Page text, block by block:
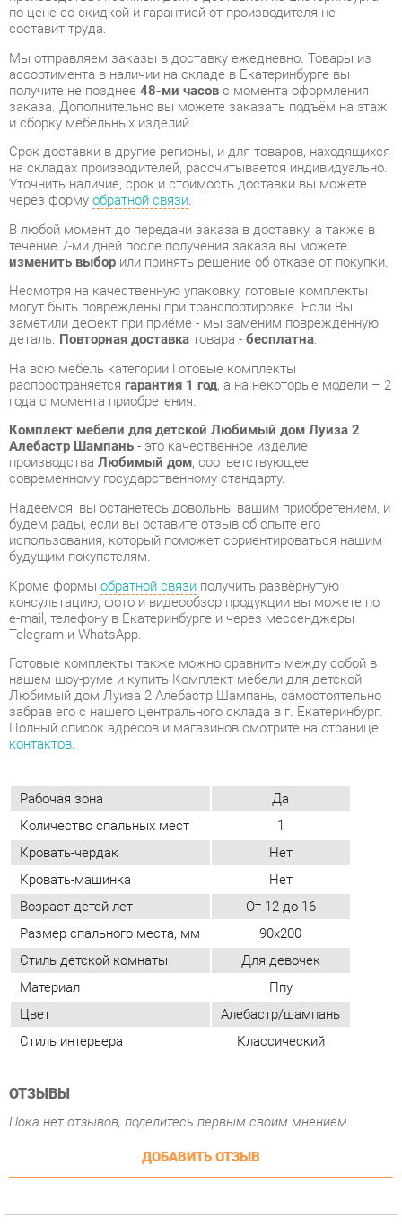
ассортимента в наличии на складе в Екатеринбурге вы
получите не позднее48-ми часов с момента оформления
заказа. Дополнительно вы можете заказать подъём на этаж
и сборку мебельных изделий.
Срок доставки в другие регионы, и для товаров, находящихся
на складах производителей, рассчитывается индивидуально.
Уточнить наличие, срок и стоимость доставки вы можете
через формуобратной связи.
В любой момент до передачи заказа в доставку, а также в
течение 7-ми дней после получения заказа вы можете
изменить выборили принять решение об отказе от покупки.
могут быть повреждены при транспортировке. Если Вы
заметили дефект при приёме - мы заменим поврежденную
деталь.Повторная доставкатовара -бесплатна.
На всю мебель категории Готовые комплекты
распространяетсягарантия 1 год, а на некоторые модели – 2
года с момента приобретения.
Комплект мебели для детской Любимый дом Луиза 2
Алебастр Шампань- это качественное изделие
производстваЛюбимый дом , соответствующее
современному государственному стандарту.
Надеемся, вы останетесь довольны вашим приобретением, и
будем рады, если вы оставите отзыв об опыте его
использования, который поможет сориентироваться нашим
будущим покупателям.
консультацию, фото и видеообзор продукции вы можете по
e-mail, телефону в Екатеринбурге и через мессенджеры
Telegram и WhatsApp.
нашем шоу-руме и купить Комплект мебели для детской
Любимый дом Луиза 2 Алебастр Шампань, самостоятельно
забрав его с нашего центрального склада в г. Екатеринбург.
Полный список адресов и магазинов смотрите на странице
Рабочая зона
Да
Количество спальных мест
1
Кровать-чердак
Возраст детей лет
От 12 до 16
Размер спального места, мм
90х200
Стиль детской комнаты
Для девочек
Материал
Ппу
Цвет
Алебастр/шампань
Стиль интерьера
Классический
ОТЗЫВЫ
Пока нет отзывов, поделитесь первым своим мнением.
ДОБАВИТЬ ОТЗЫВ
ПОХОЖИЕ ТОВАРЫ